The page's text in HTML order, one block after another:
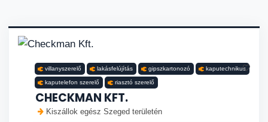
villanyszerelő lakásfelújítás gipszkartonozó kaputechnikus
kaputelefon szerelő riasztó szerelő
CHECKMAN KFT.
Kiszállok egész Szeged területén